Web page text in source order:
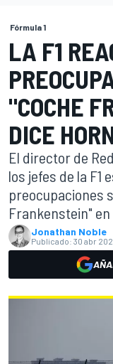
Fórmula 1
LA F1
"COCHE
DICE
El director de
los jefes de la F1
preocupaciones
Frankenstein" en
Jonathan Noble
Publicado: 30 abr